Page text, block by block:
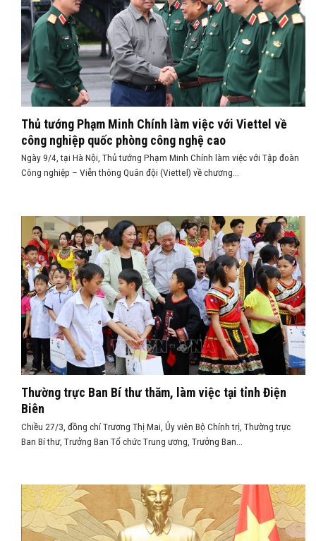
Thủ tướng Phạm Minh Chính làm việc với Viettel về
công nghiệp quốc phòng công nghệ cao
Ngày 9/4, tại Hà Nội, Thủ tướng Phạm Minh Chính làm việc với Tập đoàn
Công nghiệp – Viễn thông Quân đội (Viettel) về chương...
Thường trực Ban Bí thư thăm, làm việc tại tỉnh Điện
Biên
Chiều 27/3, đồng chí Trương Thị Mai, Ủy viên Bộ Chính trị, Thường trực
Ban Bí thư, Trưởng Ban Tổ chức Trung ương, Trưởng Ban...